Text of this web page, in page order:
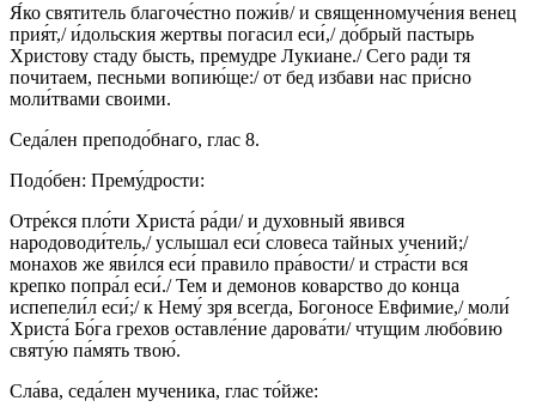
Я́ко святитель благоче́стно пожи́в/ и священномуче́ния венец
прия́т,/ и́дольския жертвы погасил еси́,/ до́брый пастырь
Христову стаду бысть, премудре Лукиане./ Сего ради тя
почитаем, песньми вопию́ще:/ от бед избави нас при́сно
моли́твами своими.
Седа́лен преподо́бнаго, глас 8.
Подо́бен: Прему́дрости:
Отре́кся пло́ти Христа́ ра́ди/ и духовный явився
народоводи́тель,/ услышал еси́ словеса тайных учений;/
монахов же яви́лся еси́ правило пра́вости/ и стра́сти вся
крепко попра́л еси́./ Тем и демонов коварство до конца
испепели́л еси́;/ к Нему́ зря всегда, Богоносе Евфимие,/ моли́
Христа́ Бо́га грехов оставле́ние дарова́ти/ чтущим любо́вию
святу́ю па́мять твою́.
Сла́ва, седа́лен мученика, глас то́йже: